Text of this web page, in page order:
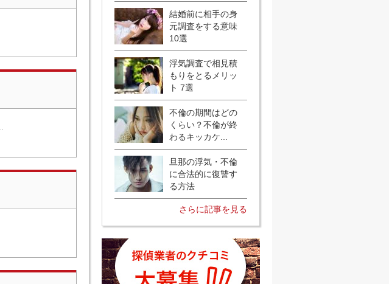
結婚前に相手の身
元調査をする意味
10選
浮気調査で相見積
もりをとるメリッ
ト 7選
不倫の期間はどの
くらい？不倫が終
わるキッカケ...
旦那の浮気・不倫
に合法的に復讐す
る方法
さらに記事を見る